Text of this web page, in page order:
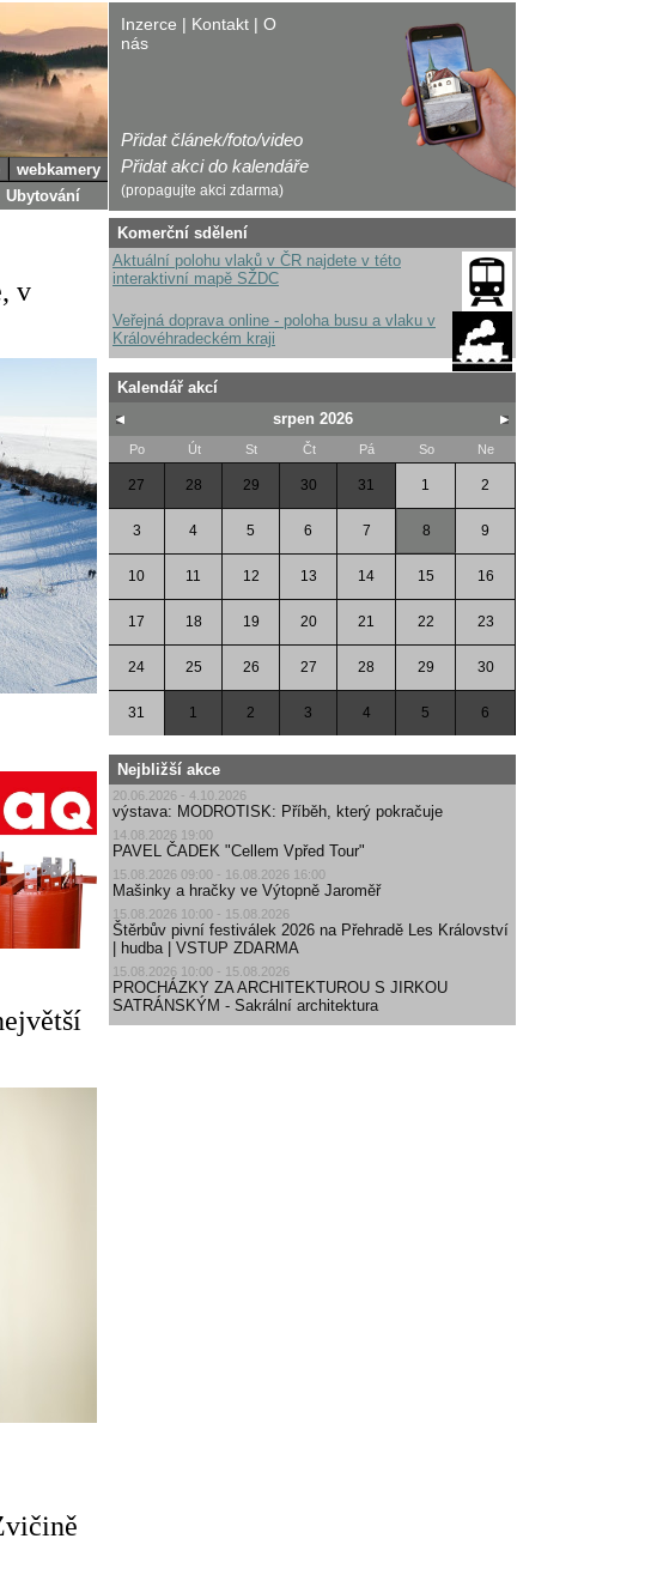
Inzerce | Kontakt | O
nás
Přidat článek/foto/video
Přidat akci do kalendáře
(propagujte akci zdarma)
webkamery
Ubytování
v
Komerční sdělení
Aktuální polohu vlaků v ČR najdete v této
interaktivní mapě SŽDC
Veřejná doprava online - poloha busu a vlaku v
Královéhradeckém kraji
Kalendář akcí
srpen 2026
Po Út St Čt Pá So Ne
27 28 29 30 31 1 2
3 4 5 6 7 8 9
10 11 12 13 14 15 16
17 18 19 20 21 22 23
24 25 26 27 28 29 30
31 1 2 3 4 5 6
Nejbližší akce
20.06.2026 - 4.10.2026
výstava: MODROTISK: Příběh, který pokračuje
14.08.2026 19:00
PAVEL ČADEK "Cellem Vpřed Tour"
15.08.2026 09:00 - 16.08.2026 16:00
Mašinky a hračky ve Výtopně Jaroměř
15.08.2026 10:00 - 15.08.2026
Štěrbův pivní festiválek 2026 na Přehradě Les Království
| hudba | VSTUP ZDARMA
15.08.2026 10:00 - 15.08.2026
PROCHÁZKY ZA ARCHITEKTUROU S JIRKOU
SATRÁNSKÝM - Sakrální architektura